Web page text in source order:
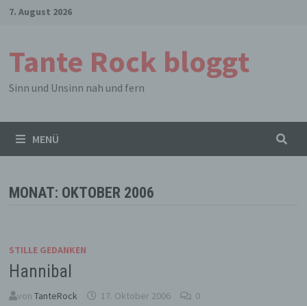
Zum7. August 2026
Tante Rock bloggt
Sinn und Unsinn nah und fern
MENÜ
MONAT: OKTOBER 2006
STILLE GEDANKEN
Hannibal
von TanteRock 17. Oktober 2006 0